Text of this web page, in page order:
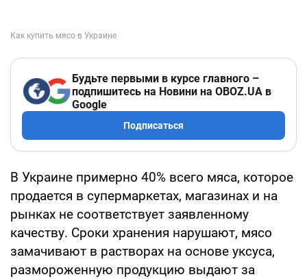
Будьте первыми в курсе главного –
подпишитесь на Новини на OBOZ.UA в
Google
Подписаться
В Украине примерно 40% всего мяса, которое
продается в супермаркетах, магазинах и на
рынках не соответствует заявленному
качеству. Сроки хранения нарушают, мясо
замачивают в растворах на основе уксуса,
размороженную продукцию выдают за